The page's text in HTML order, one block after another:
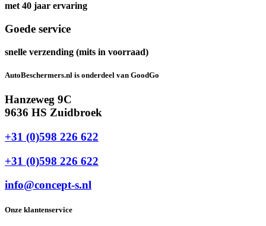
met 40 jaar ervaring
Goede service
snelle verzending (mits in voorraad)
AutoBeschermers.nl is onderdeel van GoodGo
Hanzeweg 9C
9636 HS Zuidbroek
+31 (0)598 226 622
+31 (0)598 226 622
info@concept-s.nl
Onze klantenservice